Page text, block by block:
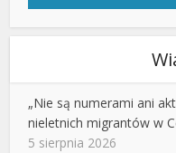
„Nie są numerami ani
nieletnich migrantów w
5 sierpnia 2026